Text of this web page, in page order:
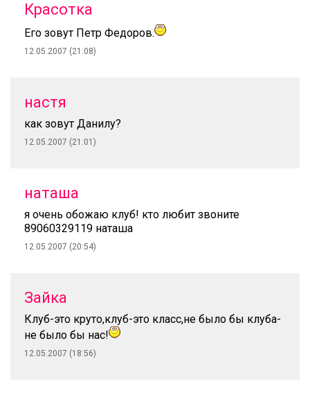
Красотка
Его зовут Петр Федоров.
12.05.2007 (21:08)
настя
как зовут Данилу?
12.05.2007 (21:01)
наташа
я очень обожаю клуб! кто любит звоните
89060329119 наташа
12.05.2007 (20:54)
Зайка
Клуб-это круто,клуб-это класс,не было бы клуба-
не было бы нас!
12.05.2007 (18:56)